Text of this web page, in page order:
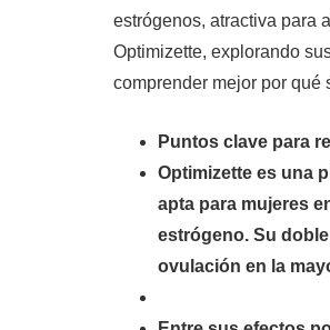
estrógenos, atractiva para
Optimizette, explorando
comprender mejor por qué
Puntos clave para
Optimizette es una
apta para mujeres
estrógeno. Su
ovulación en la